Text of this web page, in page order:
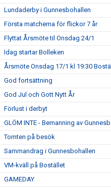
Lundaderby i Gunnesbohallen
Första matcherna för flickor 7 år
Flyttat Årsmöte til Onsdag 24/1
Idag startar Bolleken
Årsmöte Onsdag 17/1 kl 19:30
God fortsättning
God Jul och Gott Nytt År
Förlust i derbyt
GLÖM INTE - Bemanning av
Tomten på besök
Sammandrag i Gunnesbohallen
VM-kväll på Bostället
GAMEDAY